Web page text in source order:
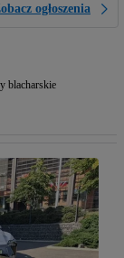
ogłoszenia
blacharskie